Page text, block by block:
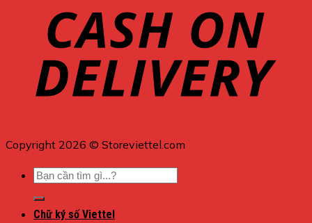
Copyright 2026 © Storeviettel.com
Tìm
kiếm:
Chữ ký số Viettel